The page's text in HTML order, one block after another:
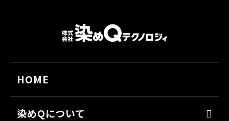
HOME
染めQについて